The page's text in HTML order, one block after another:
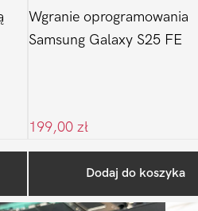
Wgranie oprogramowania
Samsung Galaxy S25 FE
199,00 zł
Dodaj do koszyka
na blogu